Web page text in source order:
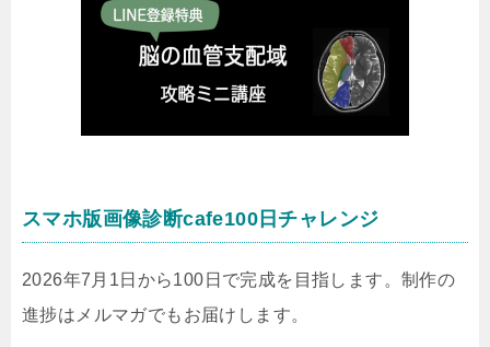
スマホ版画像診断cafe100日チャレンジ
2026年7月1日から100日で完成を目指します。制作の
進捗はメルマガでもお届けします。